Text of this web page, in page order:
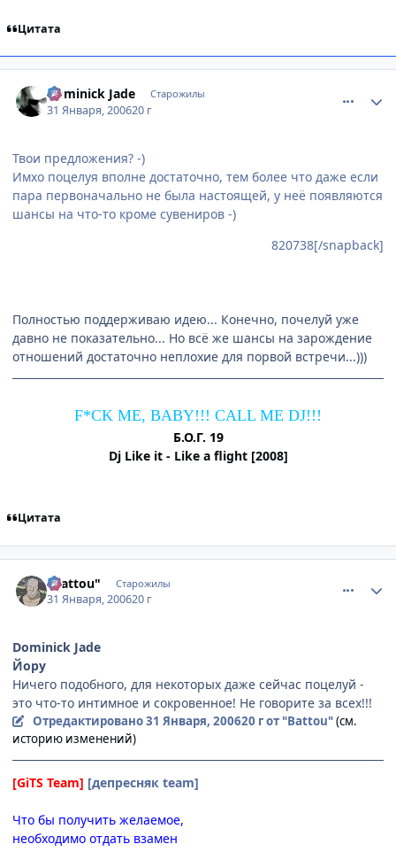
Цитата
Dominick Jade Старожилы
31 Января, 200620 г
Твои предложения? -)
Имхо поцелуя вполне достаточно, тем более что даже если
пара первоначально не была настоящей, у неё появляются
шансы на что-то кроме сувениров -)
820738[/snapback]
Полностью поддерживаю идею... Конечно, почелуй уже
давно не показательно... Но всё же шансы на зарождение
отношений достаточно неплохие для порвой встречи...)))
F*CK ME, BABY!!! CALL ME DJ!!!
Б.О.Г. 19
Dj Like it - Like a flight [2008]
Цитата
"Battou" Старожилы
31 Января, 200620 г
Dominick Jade
Йору
Ничего подобного, для некоторых даже сейчас поцелуй -
это что-то интимное и сокровенное! Не говорите за всех!!!
Отредактировано31 Января, 200620 гот "Battou"(см.
историю изменений)
[GiTS Team] [депресняк team]
Что бы получить желаемое,
необходимо отдать взамен